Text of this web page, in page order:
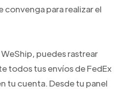
convenga para realizar el
puedes rastrear
todos tus envíos de FedEx
tu cuenta. Desde tu panel